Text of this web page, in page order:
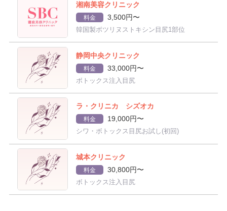
湘南美容クリニック
料金 3,500円〜
韓国製ボツリヌストキシン目尻1部位
静岡中央クリニック
料金 33,000円〜
ボトックス注入目尻
ラ・クリニカ シズオカ
料金 19,000円〜
シワ・ボトックス目尻お試し(初回)
城本クリニック
料金 30,800円〜
ボトックス注入目尻